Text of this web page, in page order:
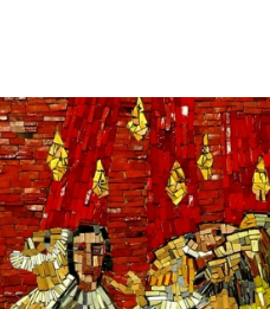
Την Κυριακή της
εμφάνιση του Αγίου
Χριστού, πενήντα μέρες
δέκα μέρες μετά την
Η γιορτή συμβολίζει τη